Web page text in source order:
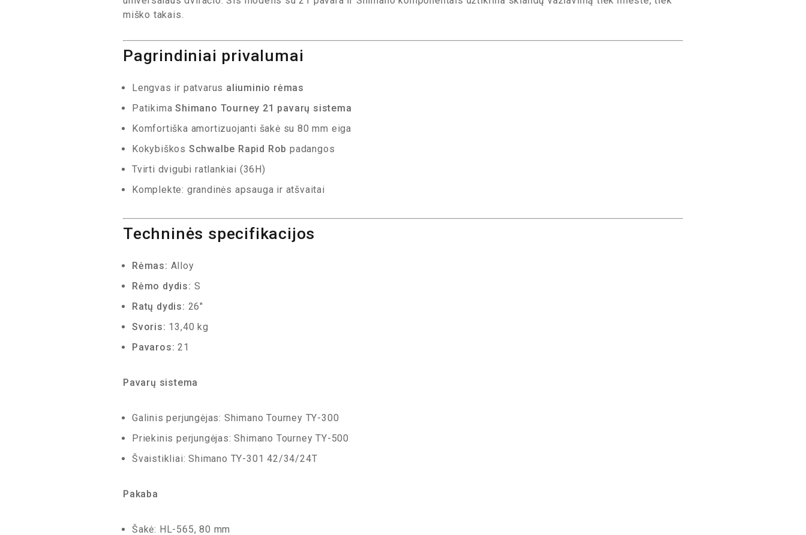
miško takais.
Pagrindiniai privalumai
Lengvas ir patvarus aliuminio rėmas
PatikimaShimano Tourney 21 pavarų sistema
Komfortiška amortizuojanti šakė su 80 mm eiga
Kokybiškos Schwalbe Rapid Rob padangos
Tvirti dvigubi ratlankiai (36H)
Komplekte: grandinės apsauga ir atšvaitai
Techninės specifikacijos
Rėmas: Alloy
Rėmo dydis: S
Ratų dydis: 26″
Svoris: 13,40 kg
Pavaros: 21
Pavarų sistema
Galinis perjungėjas: Shimano Tourney TY-300
Priekinis perjungėjas: Shimano Tourney TY-500
Švaistikliai: Shimano TY-301 42/34/24T
Pakaba
Šakė: HL-565, 80 mm